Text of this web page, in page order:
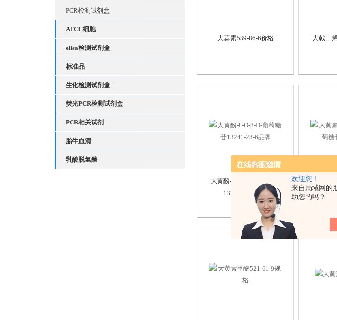
欢迎您！
来自局域网的
助您的吗？
PCR检测试剂盒
ATCC细胞
elisa检测试剂盒
标准品
生化检测试剂盒
荧光PCR检测试剂盒
PCR相关试剂
胎牛血清
乳酸脱氢酶
大蒜素539-86-6价格 大戟二
大黄酚-8-O-β-D-葡萄糖苷
13241-28-6品牌
大黄素甲
苷